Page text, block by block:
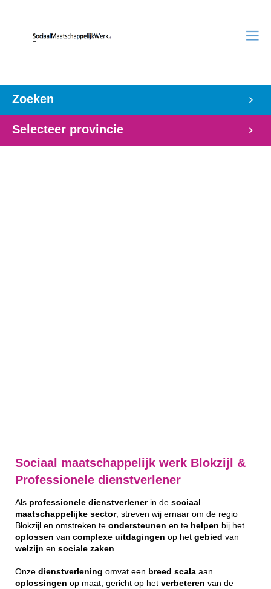
Zoeken
Selecteer provincie
Sociaal maatschappelijk werk Blokzijl &
Professionele dienstverlener
Als professionele dienstverlenerin de sociaal
maatschappelijke sector, streven wij ernaar om de regio
Blokzijl en omstreken te ondersteunen en te helpen bij het
oplossen van complexe uitdagingen op het gebied van
welzijn en sociale zaken
Onze dienstverlening omvat een breed scala aan
oplossingen op maat, gericht op het verbeteren van de